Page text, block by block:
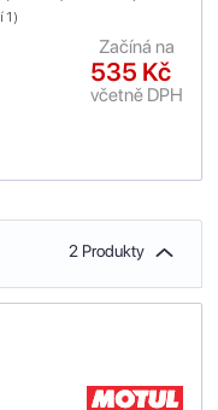
1)
535 Kč
včetně DPH
Začíná na
2 Produkty